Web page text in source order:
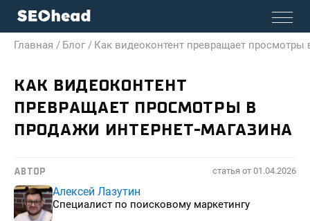
Главная / Блог / Как видеоконтент превращает просмотры
КАК ВИДЕОКОНТЕНТ
ПРЕВРАЩАЕТ ПРОСМОТРЫ В
ПРОДАЖИ ИНТЕРНЕТ-МАГАЗИНА
АВТОР статья от 01.04.2026
Алексей Лазутин
Специалист по поисковому маркетингу